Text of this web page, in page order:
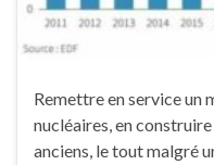
Remettre en service un
nucléaires, en
anciens, le tout malgré